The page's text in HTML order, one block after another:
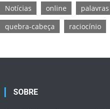
Notícias
online palavras
quebra-cabeça
raciocínio
SOBRE